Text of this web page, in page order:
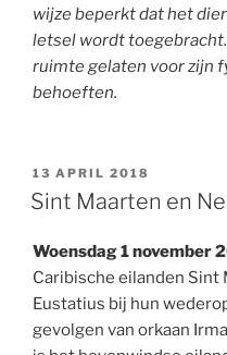
wijze beperkt dat het
letsel wordt
ruimte gelaten voor zijn
behoeften.
GEPLAATST
OP
13 APRIL 2018
Sint Maarten en
Woensdag 1 november
Caribische eilanden Sint
Eustatius bij hun
gevolgen van orkaan